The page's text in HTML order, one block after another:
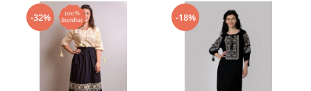
-32% -18%